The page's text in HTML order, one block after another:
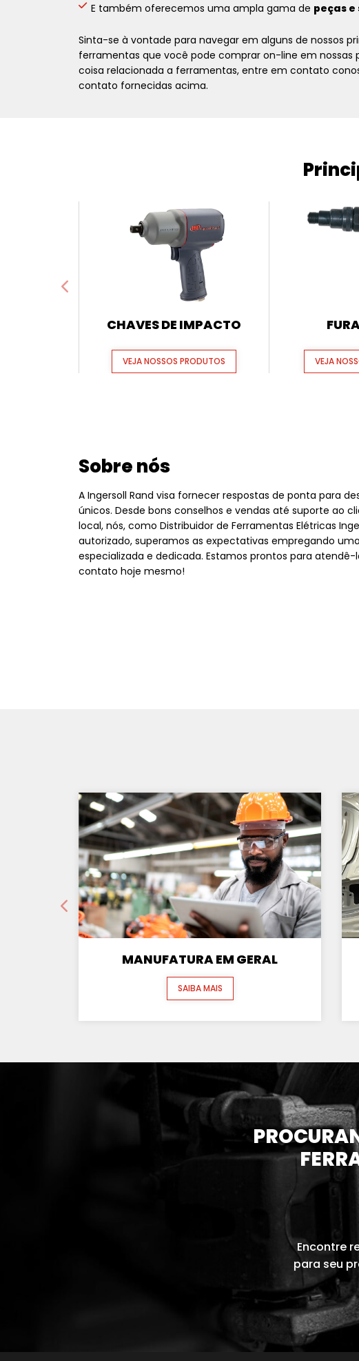
E também oferecemos uma ampla gama de peças e
Sinta-se à vontade para navegar em alguns de nossos
ferramentas que você pode comprar on-line em nossas
coisa relacionada a ferramentas, entre em contato
contato fornecidas acima.
CHAVES DE IMPACTO
VEJA NOSSOS PRODUTOS VEJA
Sobre nós
A Ingersoll Rand visa fornecer respostas de ponta para
únicos. Desde bons conselhos e vendas até suporte ao
local, nós, como Distribuidor de Ferramentas Elétricas
autorizado, superamos as expectativas empregando
especializada e dedicada. Estamos prontos para
contato hoje mesmo!
MANUFATURA EM GERAL
SAIBA MAIS
Encontre
para seu